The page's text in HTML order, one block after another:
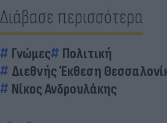
Διάβασε περισσότερα
Γνώμες
Πολιτική
Διεθνής Έκθεση
Νίκος Ανδρουλάκης